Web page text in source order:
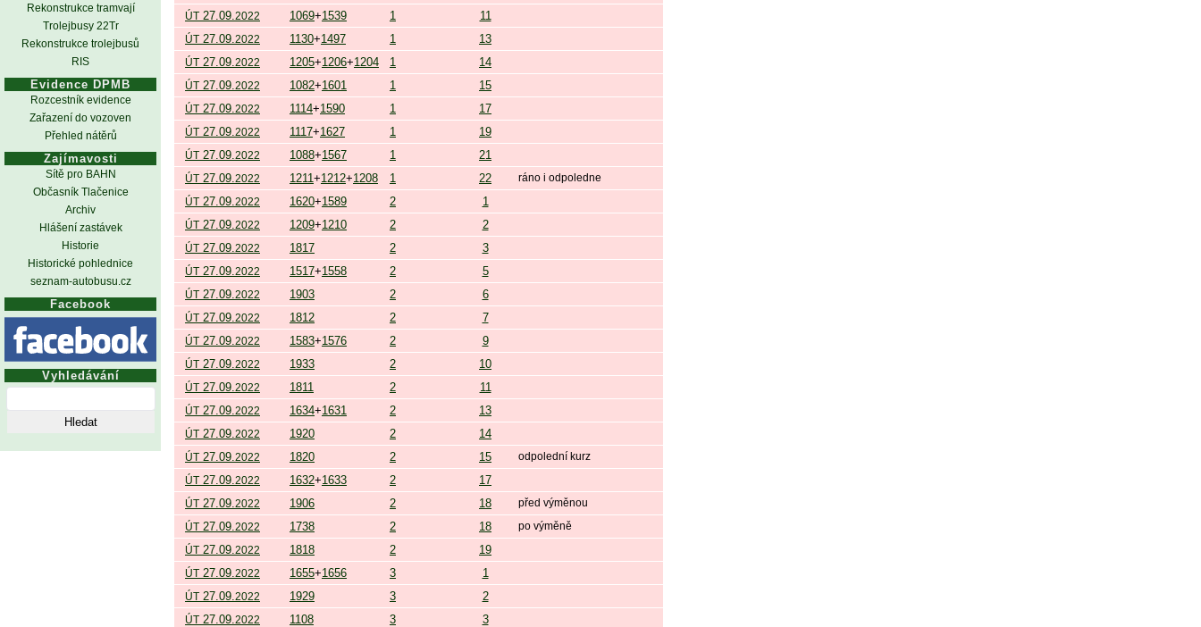
ÚT 27.09.2022 1069+1539 1 11
ÚT 27.09.2022 1130+1497 1 13
ÚT 27.09.2022 1205+1206+1204 1 14
ÚT 27.09.2022 1082+1601 1 15
ÚT 27.09.2022 1114+1590 1 17
ÚT 27.09.2022 1117+1627 1 19
ÚT 27.09.2022 1088+1567 1 21
ÚT 27.09.2022 1211+1212+1208 1 22
ráno i odpoledne
ÚT 27.09.2022 1620+1589 2 1
ÚT 27.09.2022 1209+1210 2 2
ÚT 27.09.2022 1817 2 3
ÚT 27.09.2022 1517+1558 2 5
ÚT 27.09.2022 1903 2 6
ÚT 27.09.2022 1812 2 7
ÚT 27.09.2022 1583+1576 2 9
ÚT 27.09.2022 1933 2 10
ÚT 27.09.2022 1811 2 11
ÚT 27.09.2022 1634+1631 2 13
ÚT 27.09.2022 1920 2 14
ÚT 27.09.2022 1820 2 15
odpolední kurz
ÚT 27.09.2022 1632+1633 2 17
ÚT 27.09.2022 1906 2 18
před výměnou
ÚT 27.09.2022 1738 2 18
po výměně
ÚT 27.09.2022 1818 2 19
ÚT 27.09.2022 1655+1656 3 1
ÚT 27.09.2022 1929 3 2
ÚT 27.09.2022 1108 3 3
Rekonstrukce tramvají
Trolejbusy 22Tr
Rekonstrukce trolejbusů
RIS
Evidence DPMB
Rozcestník evidence
Zařazení do vozoven
Přehled nátěrů
Zajímavosti
Sítě pro BAHN
Občasník Tlačenice
Archiv
Hlášení zastávek
Historie
Historické pohlednice
seznam-autobusu.cz
Facebook
Vyhledávání